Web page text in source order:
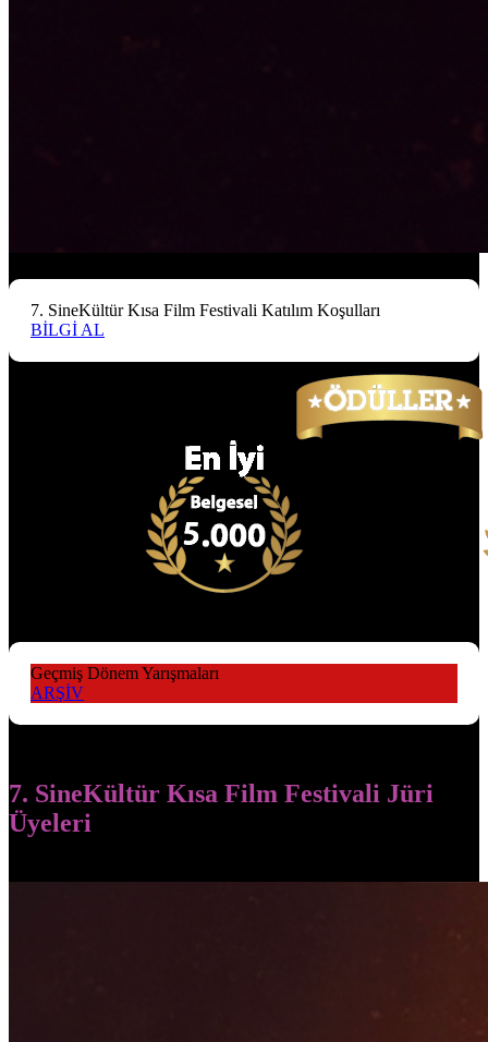
7. SineKültür Kısa Film Festivali Katılım Koşulları
BİLGİ AL
Geçmiş Dönem Yarışmaları
ARŞİV
7. SineKültür Kısa Film Festivali Jüri
Üyeleri